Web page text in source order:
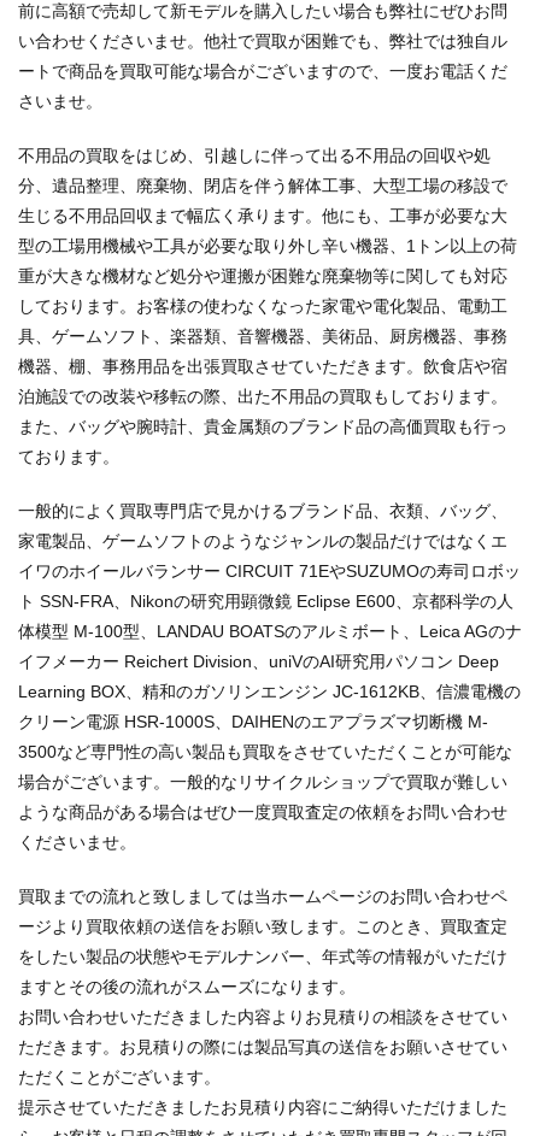
前に高額で売却して新モデルを購入したい場合も弊社にぜひお問
い合わせくださいませ。他社で買取が困難でも、弊社では独自ル
ートで商品を買取可能な場合がございますので、一度お電話くだ
さいませ。
不用品の買取をはじめ、引越しに伴って出る不用品の回収や処
分、遺品整理、廃棄物、閉店を伴う解体工事、大型工場の移設で
生じる不用品回収まで幅広く承ります。他にも、工事が必要な大
型の工場用機械や工具が必要な取り外し辛い機器、1トン以上の荷
重が大きな機材など処分や運搬が困難な廃棄物等に関しても対応
しております。お客様の使わなくなった家電や電化製品、電動工
具、ゲームソフト、楽器類、音響機器、美術品、厨房機器、事務
機器、棚、事務用品を出張買取させていただきます。飲食店や宿
泊施設での改装や移転の際、出た不用品の買取もしております。
また、バッグや腕時計、貴金属類のブランド品の高価買取も行っ
ております。
一般的によく買取専門店で見かけるブランド品、衣類、バッグ、
家電製品、ゲームソフトのようなジャンルの製品だけではなくエ
イワのホイールバランサー CIRCUIT 71EやSUZUMOの寿司ロボッ
ト SSN-FRA、Nikonの研究用顕微鏡 Eclipse E600、京都科学の人
体模型 M-100型、LANDAU BOATSのアルミボート、Leica AGのナ
イフメーカー Reichert Division、uniVのAI研究用パソコン Deep
Learning BOX、精和のガソリンエンジン JC-1612KB、信濃電機の
クリーン電源 HSR-1000S、DAIHENのエアプラズマ切断機 M-
3500など専門性の高い製品も買取をさせていただくことが可能な
場合がございます。一般的なリサイクルショップで買取が難しい
ような商品がある場合はぜひ一度買取査定の依頼をお問い合わせ
くださいませ。
買取までの流れと致しましては当ホームページのお問い合わせペ
ージより買取依頼の送信をお願い致します。このとき、買取査定
をしたい製品の状態やモデルナンバー、年式等の情報がいただけ
ますとその後の流れがスムーズになります。
お問い合わせいただきました内容よりお見積りの相談をさせてい
ただきます。お見積りの際には製品写真の送信をお願いさせてい
ただくことがございます。
提示させていただきましたお見積り内容にご納得いただけました